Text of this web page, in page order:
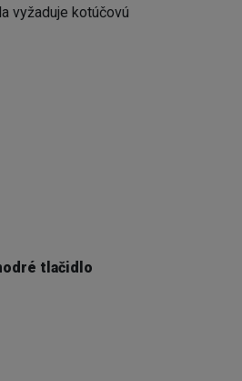
vyžaduje kotúčovú
tlačidlo